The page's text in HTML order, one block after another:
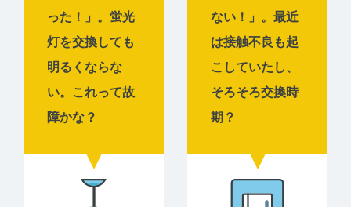
った！」。蛍光
灯を交換しても
明るくならな
い。これって故
障かな？
ない！」。最近
は接触不良も起
こしていたし、
そろそろ交換時
期？